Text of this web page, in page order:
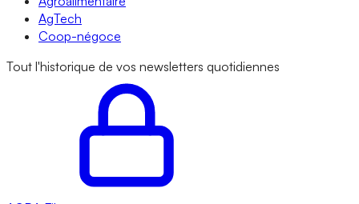
AgTech
Coop-négoce
Tout l'historique de vos newsletters quotidiennes